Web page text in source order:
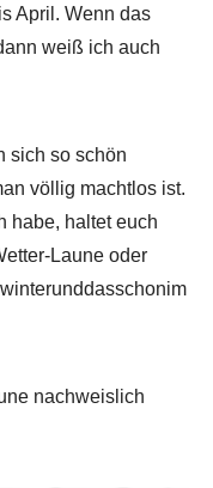
April. Wenn das
weiß ich auch
sich so schön
völlig machtlos ist.
habe, haltet euch
Laune oder
nachweislich